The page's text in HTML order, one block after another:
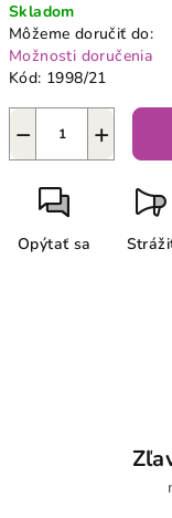
cena:
Skladom
Môžeme doručiť do:
Možnosti doručenia
Kód: 1998/21
+
−
Opýtať sa